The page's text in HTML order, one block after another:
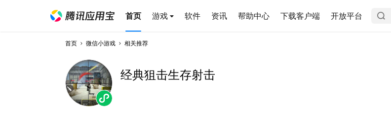
首页 游戏 软件 资讯 帮助中心 下载客户端 开放平台
首页 微信小游戏 相关推荐
经典狙击生存射击